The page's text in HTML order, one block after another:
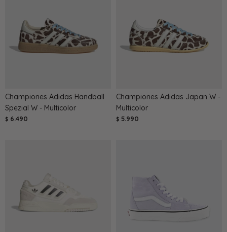
Championes Adidas Handball
Spezial W - Multicolor
$ 6.490
Championes Adidas Japan W -
Multicolor
$ 5.990